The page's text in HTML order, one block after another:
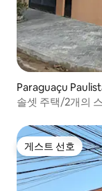
Paraguaçu
솔셋 주택/2개의
게스트 선호
게스트 선호